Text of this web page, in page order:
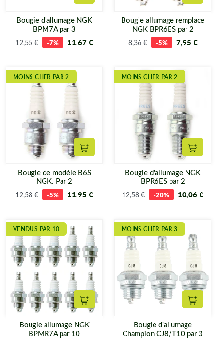
Ajouter au panier
Bougie d'allumage NGK
BPM7A par 3
12,55 € -7% 11,67 €
Bougie allumage remplace
NGK BPR6ES par 2
8,36 € -5% 7,95 €
MOINS CHER PAR 2
Ajouter au panier
Bougie de modèle B6S
NGK. Par 2
12,58 € -5% 11,95 €
MOINS CHER PAR 2
Bougie d'allumage NGK
BPR6ES par 2
12,58 € -20% 10,06 €
VENDUS PAR 10
Ajouter au panier
Bougie allumage NGK
BPMR7A par 10
MOINS CHER PAR 3
Bougie d'allumage
Champion CJ8/T10 par 3